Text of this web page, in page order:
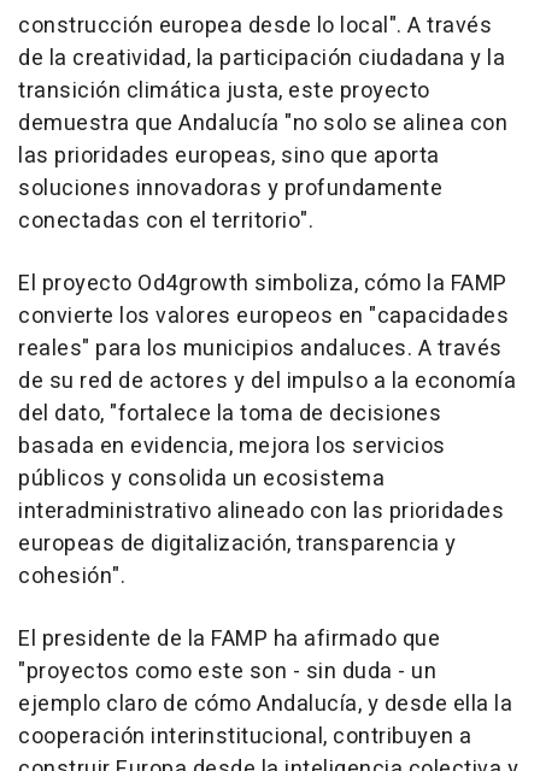
construcción europea desde lo local". A través
de la creatividad, la participación ciudadana y la
transición climática justa, este proyecto
demuestra que Andalucía "no solo se alinea con
las prioridades europeas, sino que aporta
soluciones innovadoras y profundamente
conectadas con el territorio".
El proyecto Od4growth simboliza, cómo la FAMP
convierte los valores europeos en "capacidades
reales" para los municipios andaluces. A través
de su red de actores y del impulso a la economía
del dato, "fortalece la toma de decisiones
basada en evidencia, mejora los servicios
públicos y consolida un ecosistema
interadministrativo alineado con las prioridades
europeas de digitalización, transparencia y
cohesión".
El presidente de la FAMP ha afirmado que
"proyectos como este son - sin duda - un
ejemplo claro de cómo Andalucía, y desde ella la
cooperación interinstitucional, contribuyen a